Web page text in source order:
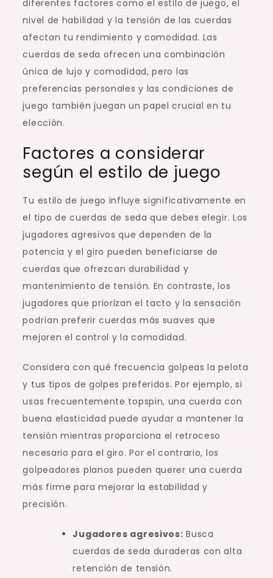
diferentes factores como el estilo de juego, el
nivel de habilidad y la tensión de las cuerdas
afectan tu rendimiento y comodidad. Las
cuerdas de seda ofrecen una combinación
única de lujo y comodidad, pero las
preferencias personales y las condiciones de
juego también juegan un papel crucial en tu
elección.
Factores a considerar
según el estilo de juego
Tu estilo de juego influye significativamente en
el tipo de cuerdas de seda que debes elegir. Los
jugadores agresivos que dependen de la
potencia y el giro pueden beneficiarse de
cuerdas que ofrezcan durabilidad y
mantenimiento de tensión. En contraste, los
jugadores que priorizan el tacto y la sensación
podrían preferir cuerdas más suaves que
mejoren el control y la comodidad.
Considera con qué frecuencia golpeas la pelota
y tus tipos de golpes preferidos. Por ejemplo, si
usas frecuentemente topspin, una cuerda con
buena elasticidad puede ayudar a mantener la
tensión mientras proporciona el retroceso
necesario para el giro. Por el contrario, los
golpeadores planos pueden querer una cuerda
más firme para mejorar la estabilidad y
precisión.
Jugadores agresivos: Busca
cuerdas de seda duraderas con alta
retención de tensión.